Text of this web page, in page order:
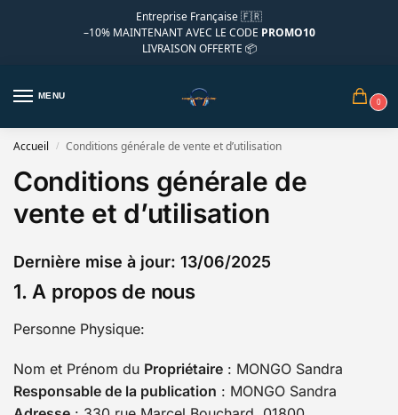
Entreprise Française 🇫🇷
–10% MAINTENANT AVEC LE CODE PROMO10
LIVRAISON OFFERTE 📦
MENU
0
Accueil / Conditions générale de vente et d’utilisation
Conditions générale de
vente et d’utilisation
Dernière mise à jour: 13/06/2025
1. A propos de nous
Personne Physique:
Nom et Prénom du Propriétaire : MONGO Sandra
Responsable de la publication : MONGO Sandra